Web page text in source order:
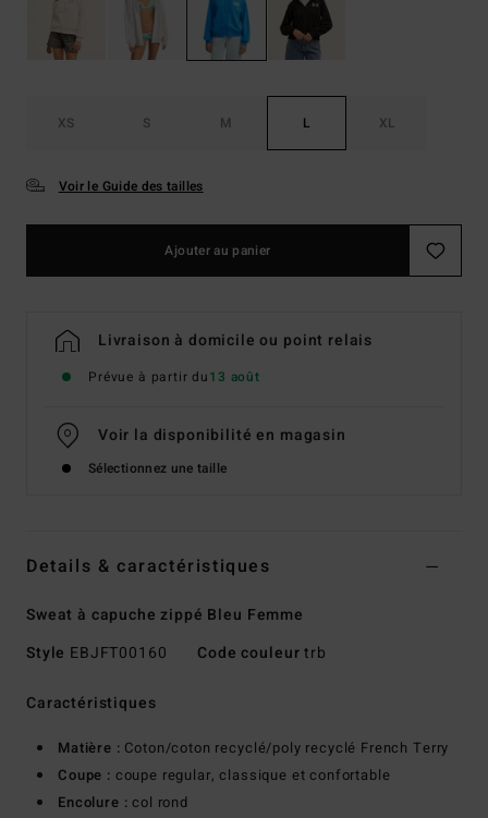
XS S M L XL
Voir le Guide des tailles
Ajouter au panier
Livraison à domicile ou point relais
Prévue à partir du13 août
Voir la disponibilité en magasin
Sélectionnez une taille
Details & caractéristiques
Sweat à capuche zippé Bleu Femme
Style EBJFT00160 Code couleurtrb
Caractéristiques
Matière : Coton/coton recyclé/poly recyclé French Terry
Coupe : coupe regular, classique et confortable
Encolure :col rond